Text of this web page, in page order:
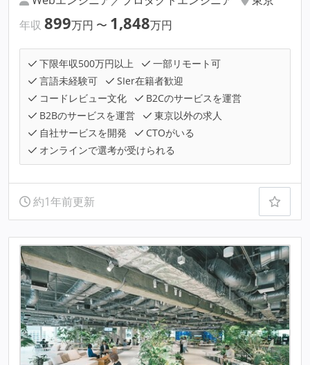
年収 899万円 〜 1,848万円
下限年収500万円以上
一部リモート可
言語未経験可
SIer在籍者歓迎
コードレビュー文化
B2Cのサービスを運営
B2Bのサービスを運営
東京以外の求人
自社サービスを開発
CTOがいる
オンラインで選考が受けられる
約1年前更新